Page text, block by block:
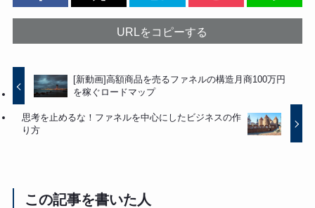
URLをコピーする
[新動画]高額商品を売るファネルの構造月商100万円
を稼ぐロードマップ
思考を止めるな！ファネルを中心にしたビジネスの作
り方
この記事を書いた人